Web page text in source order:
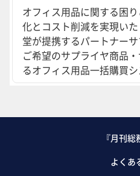
オフィス用品に関する困
化とコスト削減を実現い
堂が提携するパートナー
ご希望のサプライヤ商品
るオフィス用品一括購買シ
『月刊
よくあ